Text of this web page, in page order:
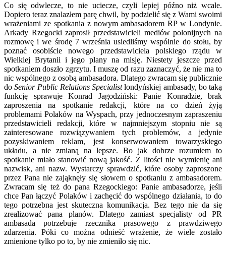
Co się odwlecze, to nie uciecze, czyli lepiej późno niż wcale.
Dopiero teraz znalazłem parę chwil, by podzielić się z Wami swoimi
wrażeniami ze spotkania z nowym ambasadorem RP w Londynie.
Arkady Rzegocki zaprosił przedstawicieli mediów polonijnych na
rozmowę i we środę 7 września usiedliśmy wspólnie do stołu, by
poznać osobiście nowego przedstawiciela polskiego rządu w
Wielkiej Brytanii i jego plany na misję. Niestety jeszcze przed
spotkaniem doszło zgrzytu. I muszę od razu zaznaczyć, że nie ma to
nic wspólnego z osobą ambasadora. Dlatego zwracam się publicznie
doSenior Public Relations Specialistlondyńskiej ambasady, bo taką
funkcję sprawuje Konrad Jagodziński: Panie Konradzie, brak
zaproszenia na spotkanie redakcji, które na co dzień żyją
problemami Polaków na Wyspach, przy jednoczesnym zapraszeniu
przedstawicieli redakcji, które w najmniejszym stopniu nie są
zainteresowane rozwiązywaniem tych problemów, a jedynie
pozyskiwaniem reklam, jest konserwowaniem towarzyskiego
układu, a nie zmianą na lepsze. Bo jak dobrze rozumiem to
spotkanie miało stanowić nową jakość. Z litości nie wymienię ani
nazwisk, ani nazw. Wystarczy sprawdzić, które osoby zaproszone
przez Pana nie zająknęły się słowem o spotkaniu z ambasadorem.
Zwracam się też do pana Rzegockiego: Panie ambasadorze, jeśli
chce Pan łączyć Polaków i zachęcić do wspólnego działania, to do
tego potrzebna jest skuteczna komunikacja. Bez tego nie da się
zrealizować pana planów. Dlatego zamiast specjalisty od PR
ambasada potrzebuje rzecznika prasowego z prawdziwego
zdarzenia. Póki co można odnieść wrażenie, że wiele zostało
zmienione tylko po to, by nie zmieniło się nic.